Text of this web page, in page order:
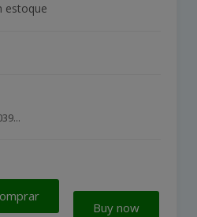
estoque
Buy now